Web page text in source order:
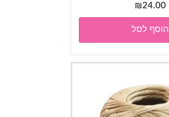
₪24.00
הוסף לסל